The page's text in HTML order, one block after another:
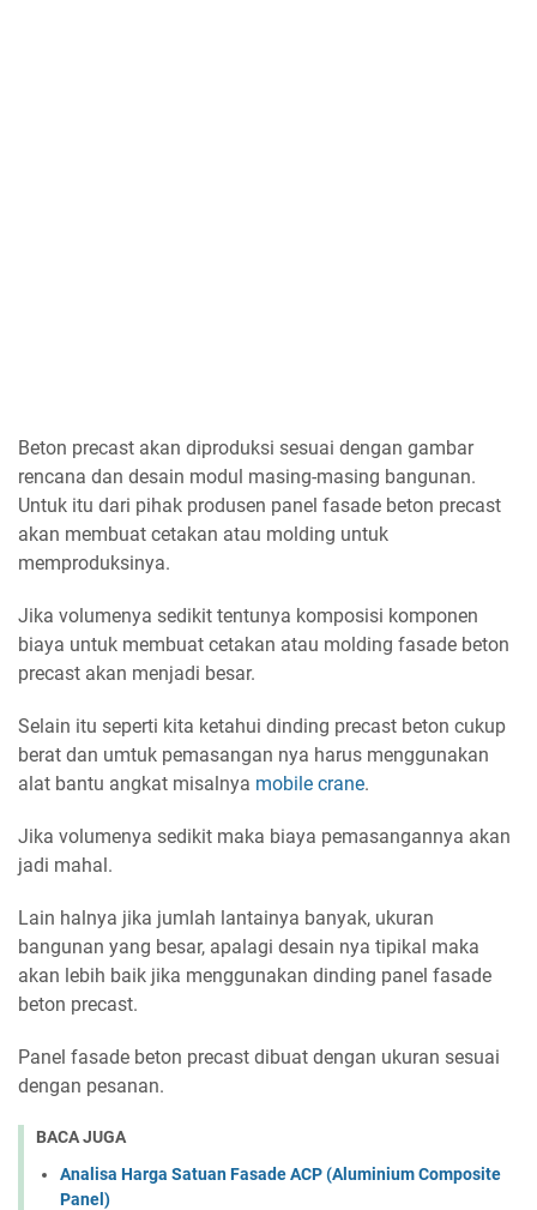
Beton precast akan diproduksi sesuai dengan gambar
rencana dan desain modul masing-masing bangunan.
Untuk itu dari pihak produsen panel fasade beton precast
akan membuat cetakan atau molding untuk
memproduksinya.
Jika volumenya sedikit tentunya komposisi komponen
biaya untuk membuat cetakan atau molding fasade beton
precast akan menjadi besar.
Selain itu seperti kita ketahui dinding precast beton cukup
berat dan umtuk pemasangan nya harus menggunakan
alat bantu angkat misalnya mobile crane.
Jika volumenya sedikit maka biaya pemasangannya akan
jadi mahal.
Lain halnya jika jumlah lantainya banyak, ukuran
bangunan yang besar, apalagi desain nya tipikal maka
akan lebih baik jika menggunakan dinding panel fasade
beton precast.
Panel fasade beton precast dibuat dengan ukuran sesuai
dengan pesanan.
BACA JUGA
Analisa Harga Satuan Fasade ACP (Aluminium Composite
Panel)